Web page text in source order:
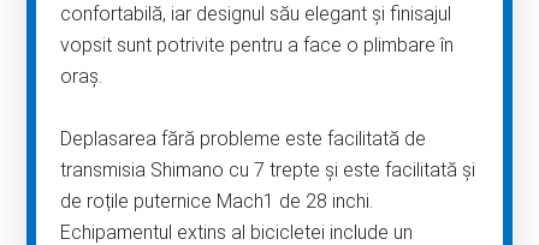
confortabilă, iar designul său elegant și finisajul
vopsit sunt potrivite pentru a face o plimbare în
oraș.
Deplasarea fără probleme este facilitată de
transmisia Shimano cu 7 trepte și este facilitată și
de roțile puternice Mach1 de 28 inchi.
Echipamentul extins al bicicletei include un